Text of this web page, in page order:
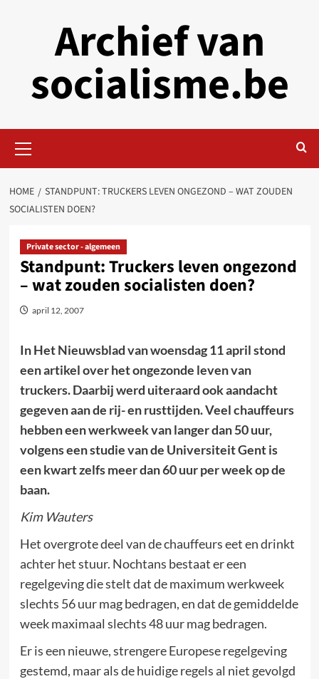
Archief van
socialisme.be
Menu
HOME
STANDPUNT: TRUCKERS LEVEN ONGEZOND – WAT ZOUDEN
SOCIALISTEN DOEN?
Private sector - algemeen
Standpunt: Truckers leven ongezond
– wat zouden socialisten doen?
april 12, 2007
In Het Nieuwsblad van woensdag 11 april stond
een artikel over het ongezonde leven van
truckers. Daarbij werd uiteraard ook aandacht
gegeven aan de rij- en rusttijden. Veel chauffeurs
hebben een werkweek van langer dan 50 uur,
volgens een studie van de Universiteit Gent is
een kwart zelfs meer dan 60 uur per week op de
baan.
Kim Wauters
Het overgrote deel van de chauffeurs eet en drinkt
achter het stuur. Nochtans bestaat er een
regelgeving die stelt dat de maximum werkweek
slechts 56 uur mag bedragen, en dat de gemiddelde
week maximaal slechts 48 uur mag bedragen.
Er is een nieuwe, strengere Europese regelgeving
gestemd, maar als de huidige regels al niet gevolgd